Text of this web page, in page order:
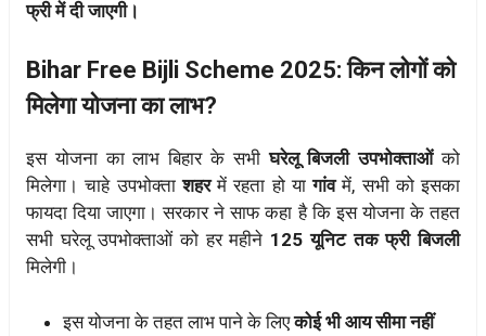
फ्री में दी जाएगी।
Bihar Free Bijli Scheme 2025: किन लोगों को
मिलेगा योजना का लाभ?
इस योजना का लाभ बिहार के सभीघरेलू बिजली उपभोक्ताओंको
मिलेगा। चाहे उपभोक्ताशहरमें रहता हो यागांवमें, सभी को इसका
फायदा दिया जाएगा। सरकार ने साफ कहा है कि इस योजना के तहत
सभी घरेलू उपभोक्ताओं को हर महीने 125 यूनिट तक फ्री बिजली
मिलेगी।
इस योजना के तहत लाभ पाने के लिएकोई भी आय सीमा नहीं